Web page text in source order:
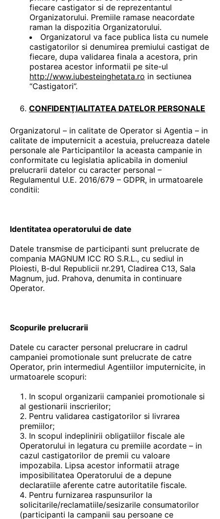
fiecare castigator si de reprezentantul
Organizatorului. Premiile ramase neacordate
raman la dispozitia Organizatorului.
Organizatorul va face publica lista cu numele
castigatorilor si denumirea premiului castigat de
fiecare, dupa validarea finala a acestora, prin
postarea acestor informatii pe site-ul
http://www.iubesteinghetata.ro in sectiunea
“Castigatori”.
CONFIDENŢIALITATEA DATELOR PERSONALE
Organizatorul – in calitate de Operator si Agentia – in
calitate de imputernicit a acestuia, prelucreaza datele
personale ale Participantilor la aceasta campanie in
conformitate cu legislatia aplicabila in domeniul
prelucrarii datelor cu caracter personal –
Regulamentul U.E. 2016/679 – GDPR, in urmatoarele
conditii:
Identitatea operatorului de date
Datele transmise de participanti sunt prelucrate de
compania MAGNUM ICC RO S.R.L., cu sediul in
Ploiesti, B-dul Republicii nr.291, Cladirea C13, Sala
Magnum, jud. Prahova, denumita in continuare
Operator.
Scopurile prelucrarii
Datele cu caracter personal prelucrare in cadrul
campaniei promotionale sunt prelucrate de catre
Operator, prin intermediul Agentiilor imputernicite, in
urmatoarele scopuri:
In scopul organizarii campaniei promotionale si
al gestionarii inscrierilor;
Pentru validarea castigatorilor si livrarea
premiilor;
In scopul indeplinirii obligatiilor fiscale ale
Operatorului in legatura cu premiile acordate – in
cazul castigatorilor de premii cu valoare
impozabila. Lipsa acestor informatii atrage
imposibilitatea Operatorului de a depune
declaratiile aferente catre autoritatile fiscale.
Pentru furnizarea raspunsurilor la
solicitarile/reclamatiile/sesizarile consumatorilor
(participanti la campanii sau persoane ce